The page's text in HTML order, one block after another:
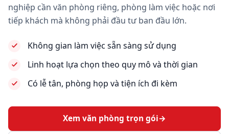
nghiệp cần văn phòng riêng, phòng làm việc hoặc nơi
tiếp khách mà không phải đầu tư ban đầu lớn.
Không gian làm việc sẵn sàng sử dụng
Linh hoạt lựa chọn theo quy mô và thời gian
Có lễ tân, phòng họp và tiện ích đi kèm
Xem văn phòng trọn gói→